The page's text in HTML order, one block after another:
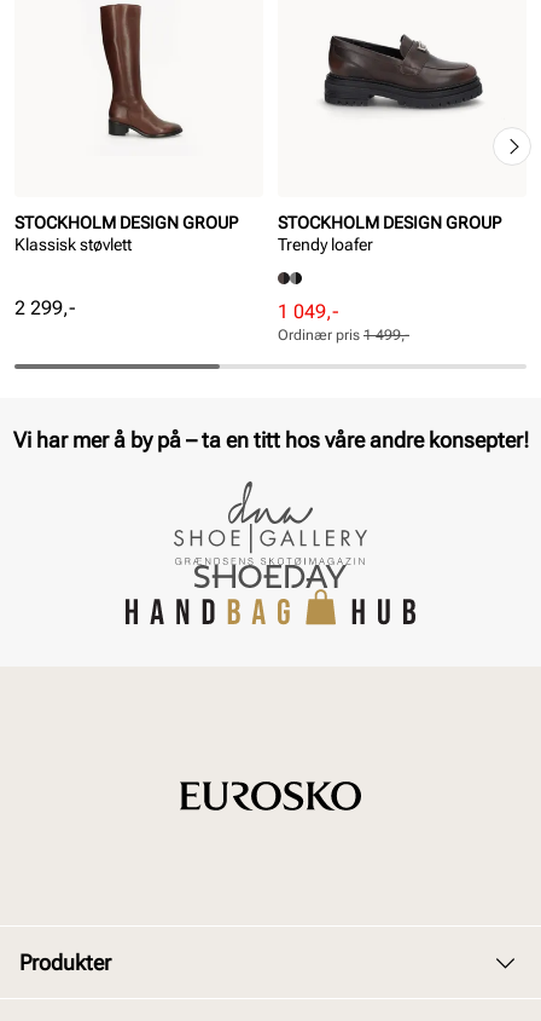
STOCKHOLM DESIGN GROUP
Klassisk støvlett
Pris
2 299,-
STOCKHOLM DESIGN GROUP
Trendy loafer
Rabattert
pris
Pris
1 049,-
Ordinær
pris
Pris
Ordinær pris 1 499,-
Vi har mer å by på – ta en titt hos våre andre konsepter!
Produkter